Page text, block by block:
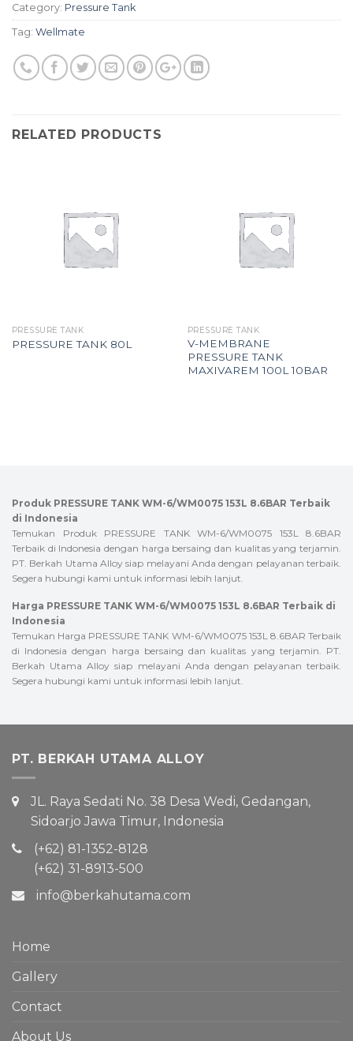
Category: Pressure Tank
Tag: Wellmate
RELATED PRODUCTS
PRESSURE TANK
PRESSURE TANK 80L
PRESSURE TANK
V-MEMBRANE
PRESSURE TANK
MAXIVAREM 100L 10BAR
Produk PRESSURE TANK WM-6/WM0075 153L 8.6BAR Terbaik
di Indonesia
Temukan Produk PRESSURE TANK WM-6/WM0075 153L 8.6BAR
Terbaik di Indonesia dengan harga bersaing dan kualitas yang terjamin.
PT. Berkah Utama Alloy siap melayani Anda dengan pelayanan terbaik.
Segera hubungi kami untuk informasi lebih lanjut.
Harga PRESSURE TANK WM-6/WM0075 153L 8.6BAR Terbaik di
Indonesia
Temukan Harga PRESSURE TANK WM-6/WM0075 153L 8.6BAR Terbaik
di Indonesia dengan harga bersaing dan kualitas yang terjamin. PT.
Berkah Utama Alloy siap melayani Anda dengan pelayanan terbaik.
Segera hubungi kami untuk informasi lebih lanjut.
PT. BERKAH UTAMA ALLOY
JL. Raya Sedati No. 38 Desa Wedi, Gedangan,
Sidoarjo Jawa Timur, Indonesia
(+62) 81-1352-8128
(+62) 31-8913-500
info@berkahutama.com
Home
Gallery
Contact
About Us